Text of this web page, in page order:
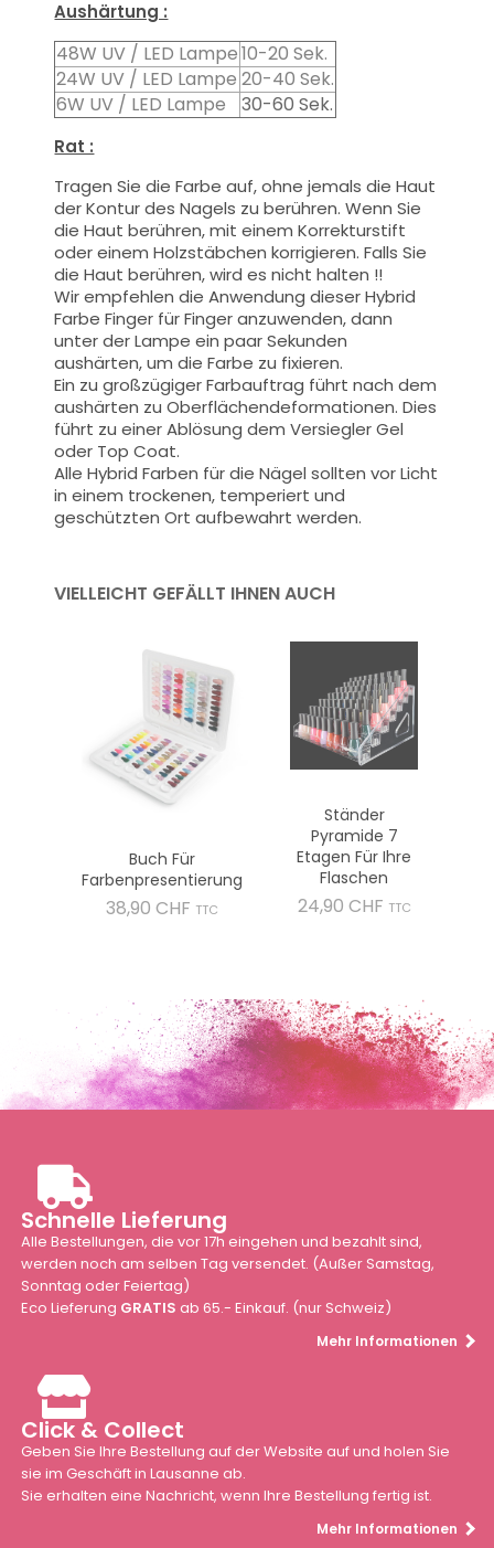
Aushärtung :
48W UV / LED Lampe10-20 Sek.
24W UV / LED Lampe 20-40 Sek.
6W UV / LED Lampe
30-60 Sek.
Rat :
Tragen Sie die Farbe auf, ohne jemals die Haut
der Kontur des Nagels zu berühren. Wenn Sie
die Haut berühren, mit einem Korrekturstift
oder einem Holzstäbchen korrigieren. Falls Sie
die Haut berühren, wird es nicht halten !!
Wir empfehlen die Anwendung dieser Hybrid
Farbe Finger für Finger anzuwenden, dann
unter der Lampe ein paar Sekunden
aushärten, um die Farbe zu fixieren.
Ein zu großzügiger Farbauftrag führt nach dem
aushärten zu Oberflächendeformationen. Dies
führt zu einer Ablösung dem Versiegler Gel
oder Top Coat.
Alle Hybrid Farben für die Nägel sollten vor Licht
in einem trockenen, temperiert und
geschützten Ort aufbewahrt werden.
VIELLEICHT GEFÄLLT IHNEN AUCH
Buch Für
Farbenpresentierung
38,90 CHF Preis
TTC
Ständer
Pyramide 7
Etagen Für Ihre
Flaschen
24,90 CHF Preis
TTC
Schnelle Lieferung
Alle Bestellungen, die vor 17h eingehen und bezahlt sind,
werden noch am selben Tag versendet. (Außer Samstag,
Sonntag oder Feiertag)
Eco Lieferung GRATIS ab 65.- Einkauf. (nur Schweiz)
Mehr Informationen
Click & Collect
Geben Sie Ihre Bestellung auf der Website auf und holen Sie
sie im Geschäft in Lausanne ab.
Sie erhalten eine Nachricht, wenn Ihre Bestellung fertig ist.
Mehr Informationen